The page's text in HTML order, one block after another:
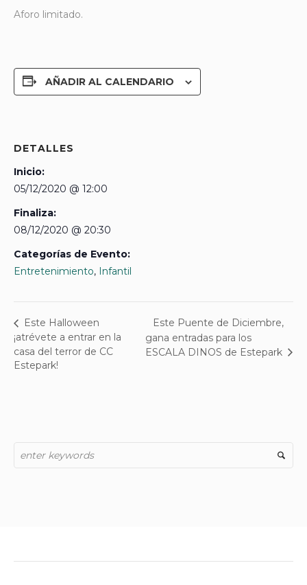
Aforo limitado.
AÑADIR AL CALENDARIO
DETALLES
Inicio:
05/12/2020 @ 12:00
Finaliza:
08/12/2020 @ 20:30
Categorías de Evento:
Entretenimiento, Infantil
Este Halloween
¡atrévete a entrar en la
casa del terror de CC
Estepark!
Este Puente de Diciembre,
gana entradas para los
ESCALA DINOS de Estepark